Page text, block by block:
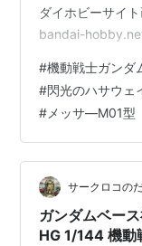
ダイホビーサイ
bandai-
店頭に並びに行
頭には、 「買っ
返し浮かんでる
像 ネット通販で
たんです！…
#機動戦士ガンダ
#閃光のハサウェ
# メッサ―M01型
サークロコの
ガンダムベー
HG 1/144 機動